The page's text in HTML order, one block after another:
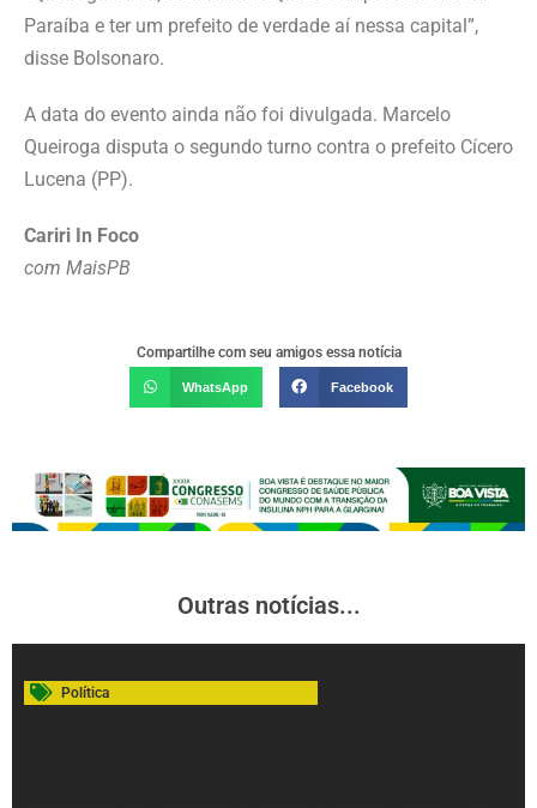
Paraíba e ter um prefeito de verdade aí nessa capital”,
disse Bolsonaro.
A data do evento ainda não foi divulgada. Marcelo
Queiroga disputa o segundo turno contra o prefeito Cícero
Lucena (PP).
Cariri In Foco
com MaisPB
Compartilhe com seu amigos essa notícia
WhatsApp Facebook
Outras notícias...
Política